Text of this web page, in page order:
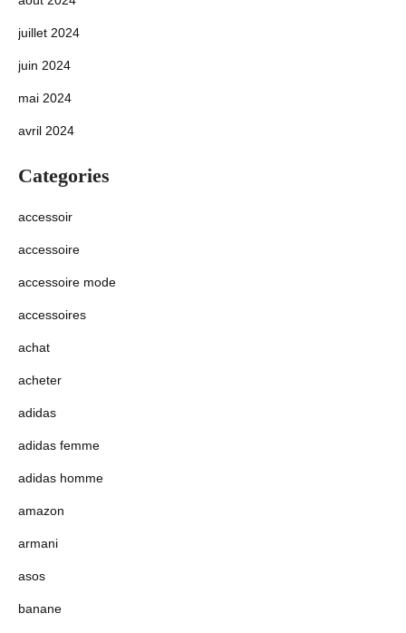
juillet 2024
juin 2024
mai 2024
avril 2024
Categories
accessoir
accessoire
accessoire mode
accessoires
achat
acheter
adidas
adidas femme
adidas homme
amazon
armani
asos
banane